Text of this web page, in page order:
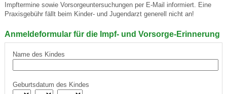
Impftermine sowie Vorsorgeuntersuchungen per E-Mail informiert. Eine
Praxisgebühr fällt beim Kinder- und Jugendarzt generell nicht an!
Anmeldeformular für die Impf- und Vorsorge-Erinnerung
Name des Kindes
Geburtsdatum des Kindes